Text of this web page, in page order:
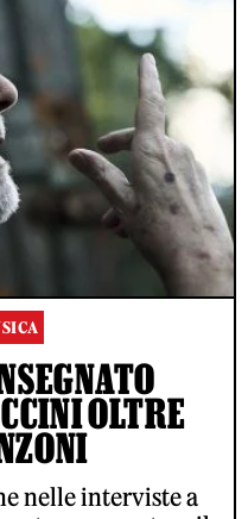
OLTRE
nelle interviste a